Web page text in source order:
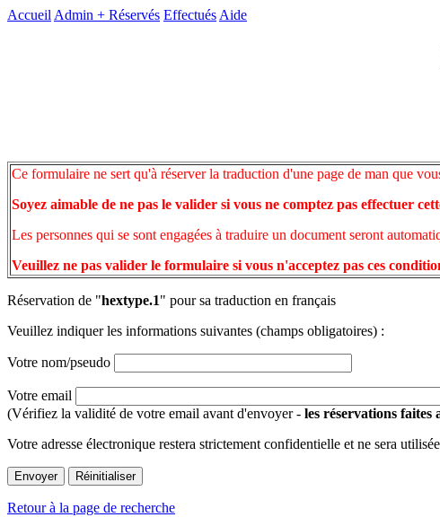
Accueil Admin + Réservés Effectués Aide
Ce formulaire ne sert qu'à réserver la traduction d'une page de man que
Soyez aimable de ne pas le valider si vous ne comptez pas effectuer
Les personnes qui se sont engagées à traduire un document seront
Veuillez ne pas valider le formulaire si vous n'acceptez pas ces
Réservation de "hextype.1" pour sa traduction en français
Veuillez indiquer les informations suivantes (champs obligatoires) :
Votre nom/pseudo
Votre email
(Vérifiez la validité de votre email avant d'envoyer - les réservations faites
Votre adresse électronique restera strictement confidentielle et ne sera
Retour à la page de recherche